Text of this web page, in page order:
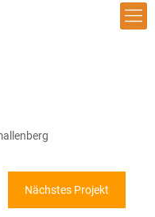
Nächstes Projekt